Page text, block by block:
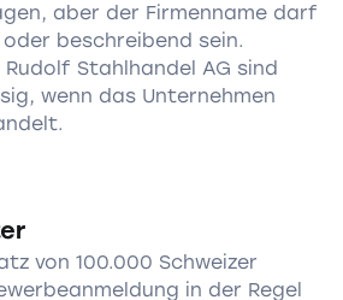
aber der Firmenname darf
beschreibend sein.
Rudolf Stahlhandel AG sind
wenn das Unternehmen
von 100.000 Schweizer
in der Regel